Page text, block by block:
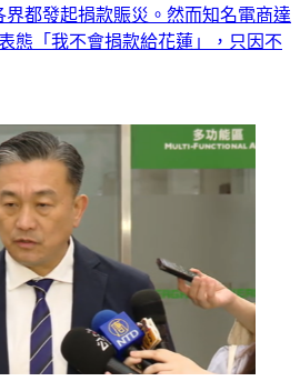
都發起捐款賑災。然而知名電商達
態「我不會捐款給花蓮」，只因不